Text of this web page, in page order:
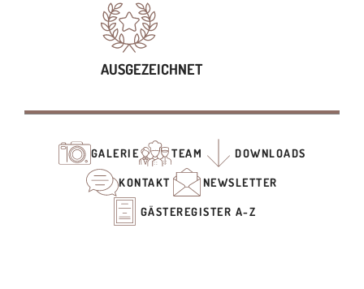
AUSGEZEICHNET
GALERIE TEAM DOWNLOADS
KONTAKT NEWSLETTER
GÄSTEREGISTER A-Z